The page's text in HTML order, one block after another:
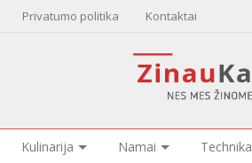
Privatumo politika Kontaktai
Kulinarija Namai Technika